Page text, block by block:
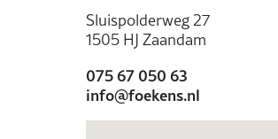
Sluispolderweg 27
1505 HJ Zaandam
075 67 050 63
info@foekens.nl